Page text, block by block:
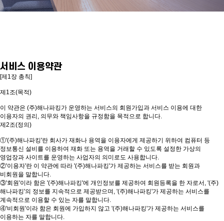
서비스 이용약관
[제1장 총칙]
제1조(목적)
이 약관은 (주)해나파킹가 운영하는 서비스의 회원가입과 서비스 이용에 대한
이용자의 권리, 의무와 책임사항을 규정함을 목적으로 합니다.
제2조(정의)
①'(주)해나파킹'란 회사가 재화나 용역을 이용자에게 제공하기 위하여 컴퓨터 등
정보통신 설비를 이용하여 재화 또는 용역을 거래할 수 있도록 설정한 가상의
영업장과 사이트를 운영하는 사업자의 의미로도 사용합니다.
②'이용자'란 이 약관에 따라 '(주)해나파킹'가 제공하는 서비스를 받는 회원과
비회원을 말합니다.
③'회원'이라 함은 '(주)해나파킹'에 개인정보를 제공하여 회원등록을 한 자로서, '(주)
해나파킹'의 정보를 지속적으로 제공받으며, '(주)해나파킹'가 제공하는 서비스를
계속적으로 이용할 수 있는 자를 말합니다.
④'비회원'이라 함은 회원에 가입하지 않고 '(주)해나파킹'가 제공하는 서비스를
이용하는 자를 말합니다.